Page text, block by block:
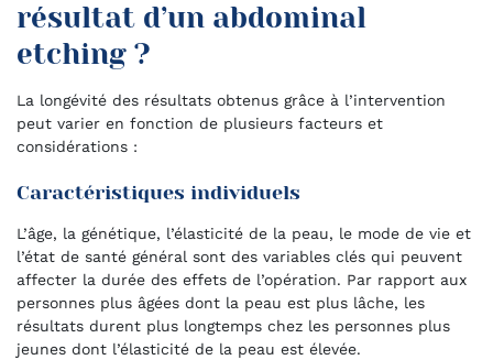
résultat d’un abdominal
etching ?
La longévité des résultats obtenus grâce à l’intervention
peut varier en fonction de plusieurs facteurs et
considérations :
Caractéristiques individuels
L’âge, la génétique, l’élasticité de la peau, le mode de vie et
l’état de santé général sont des variables clés qui peuvent
affecter la durée des effets de l’opération. Par rapport aux
personnes plus âgées dont la peau est plus lâche, les
résultats durent plus longtemps chez les personnes plus
jeunes dont l’élasticité de la peau est élevée.